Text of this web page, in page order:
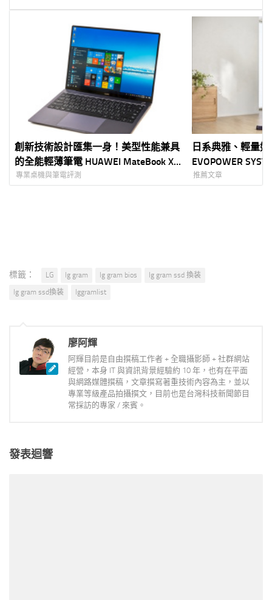
創新技術設計匯集一身！美型性能兼具
的全能輕薄筆電 HUAWEI MateBook X
Pro
專業桌機與筆電評測
日系典雅、輕量
EVOPOWER
線吸塵器登台體驗
推薦文章
標籤： LG lg gram lg gram bios
lg gram ssd 換装
lg gram ssd換装
lggramlist
廖阿輝
阿輝目前是自由撰稿工作者 + 全職攝影師 + 社群網站
經營，本身 IT 與資訊背景經驗約 10 年，也有在平面
與網路媒體撰稿，文章撰寫著重技術內容為主，並以
專業等級產品拍攝撰文，目前也是台灣科技新聞節目
常採訪的專家 / 來賓。
發表迴響